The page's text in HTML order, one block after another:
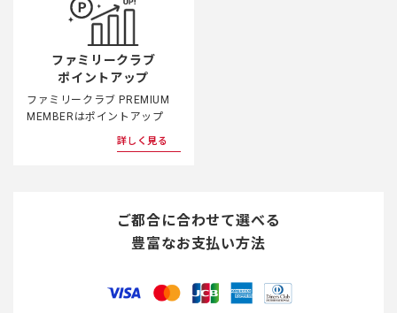
ファミリークラブ
ポイントアップ
ファミリークラブ PREMIUM
MEMBERはポイントアップ
詳しく見る
ご都合に合わせて選べる
豊富なお支払い方法